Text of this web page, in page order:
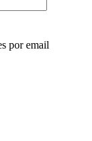
por email